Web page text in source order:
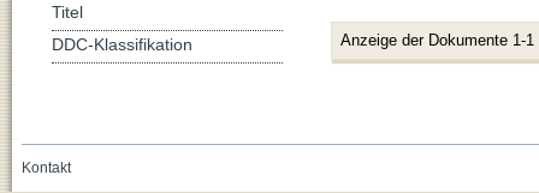
Anzeige der Dokumente 1-1
Titel
DDC-Klassifikation
Kontakt